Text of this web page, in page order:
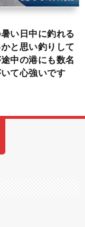
い日中に釣れる
と思い釣りして
中の港にも数名
て心強いです